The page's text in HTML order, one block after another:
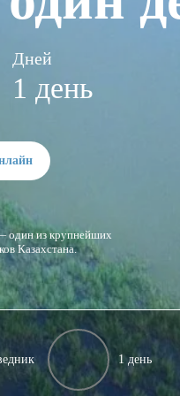
Дней
1 день
один из крупнейших
Казахстана.
1 день